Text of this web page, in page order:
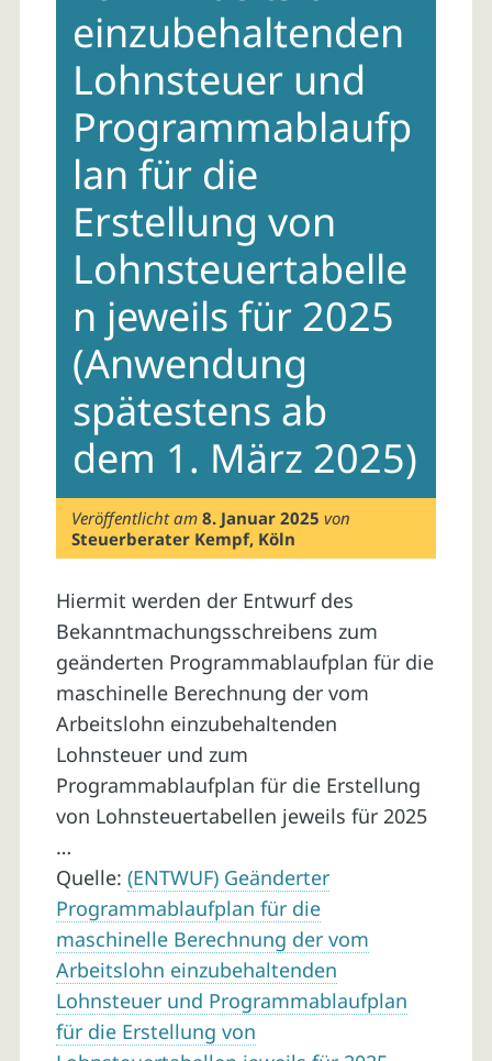
einzubehaltenden
Lohnsteuer und
Programmablaufp
lan für die
Erstellung von
Lohnsteuertabelle
n jeweils für 2025
(Anwendung
spätestens ab
dem 1. März 2025)
Veröffentlicht am8. Januar 2025 von
Steuerberater Kempf, Köln
Hiermit werden der Entwurf des
Bekanntmachungsschreibens zum
geänderten Programmablaufplan für die
maschinelle Berechnung der vom
Arbeitslohn einzubehaltenden
Lohnsteuer und zum
Programmablaufplan für die Erstellung
von Lohnsteuertabellen jeweils für 2025
…
Quelle: (ENTWUF) Geänderter
Programmablaufplan für die
maschinelle Berechnung der vom
Arbeitslohn einzubehaltenden
Lohnsteuer und Programmablaufplan
für die Erstellung von